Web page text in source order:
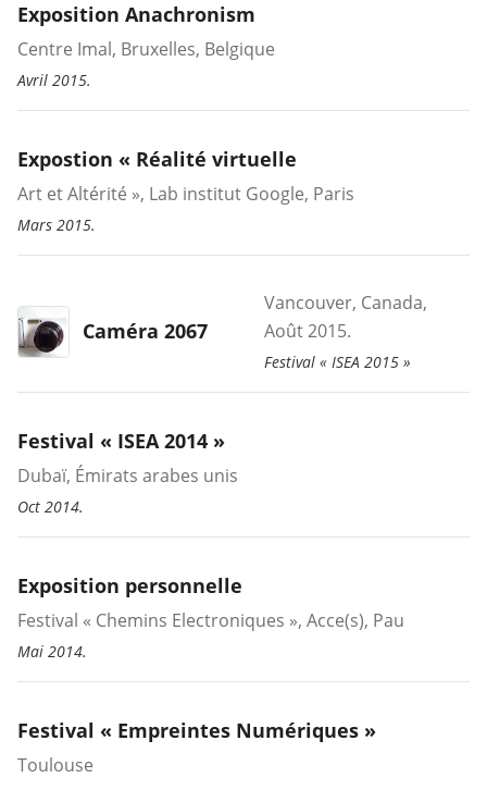
Exposition Anachronism
Centre Imal, Bruxelles, Belgique
Avril 2015.
Expostion « Réalité virtuelle
Art et Altérité », Lab institut Google, Paris
Mars 2015.
Caméra 2067
Vancouver, Canada,
Août 2015.
Festival « ISEA 2015 »
Festival « ISEA 2014 »
Dubaï, Émirats arabes unis
Oct 2014.
Exposition personnelle
Festival « Chemins Electroniques », Acce(s), Pau
Mai 2014.
Festival « Empreintes Numériques »
Toulouse